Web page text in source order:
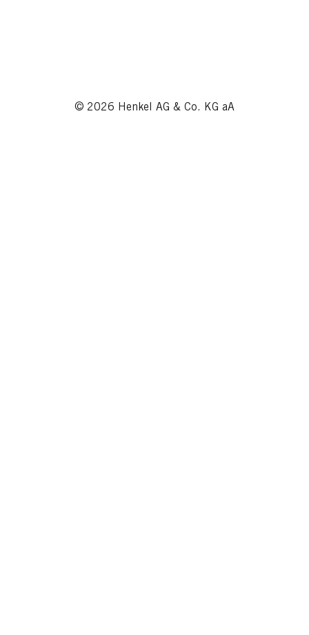
© 2026 Henkel AG & Co. KG aA